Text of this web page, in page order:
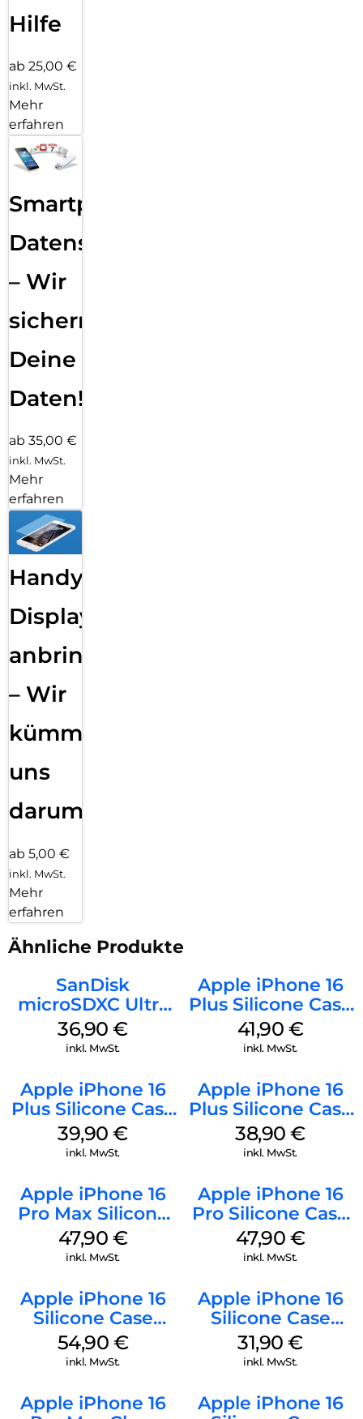
Hilfe
ab 25,00 €
inkl. MwSt.
Mehr
erfahren
Smartphone
Datensicherung
– Wir
sichern
Deine
Daten!
ab 35,00 €
inkl. MwSt.
Mehr
erfahren
Handy
Displayfolie
anbringen
– Wir
kümmern
uns
darum!
ab 5,00 €
inkl. MwSt.
Mehr
erfahren
Ähnliche Produkte
SanDisk
microSDXC Ultra
128 GB + Adapter
Mobile
36,90€
inkl. MwSt.
Apple iPhone 16
Plus Silicone Case
MagSafe Stone
Gray
41,90 €
inkl. MwSt.
Apple iPhone 16
Plus Silicone Case
MagSafe Plum
39,90€
inkl. MwSt.
Apple iPhone 16
Plus Silicone Case
MagSafe Denim
38,90€
inkl. MwSt.
Apple iPhone 16
Pro Max Silicone
Case MagSafe
Black
47,90 €
inkl. MwSt.
Apple iPhone 16
Pro Silicone Case
MagSafe Denim
47,90 €
inkl. MwSt.
Apple iPhone 16
Silicone Case
MagSafe Lake
Green
54,90 €
inkl. MwSt.
Apple iPhone 16
Silicone Case
MagSafe Fuchsia
31,90€
inkl. MwSt.
Apple iPhone 16
Apple iPhone 16